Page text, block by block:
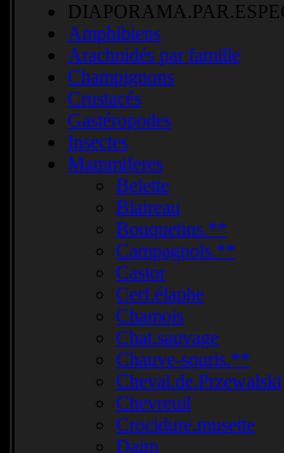
Amphibiens
Arachnidés par famille
Champignons
Crustacés
Gastéropodes
Insectes
Mammiferes
Belette
Blaireau
Bouquetins.**
Campagnols.**
Castor
Cerf.élaphe
Chamois
Chat.sauvage
Chauve-souris.**
Cheval.de.Przewalski
Chevreuil
Crocidure.musette
Daim